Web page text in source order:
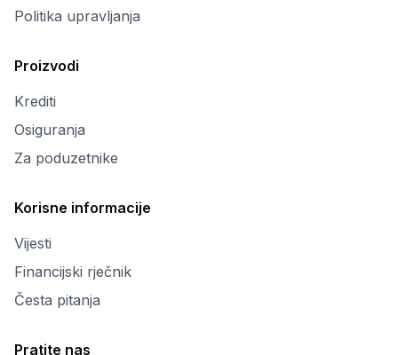
Politika upravljanja
Proizvodi
Krediti
Osiguranja
Za poduzetnike
Korisne informacije
Vijesti
Financijski rječnik
Česta pitanja
Pratite nas